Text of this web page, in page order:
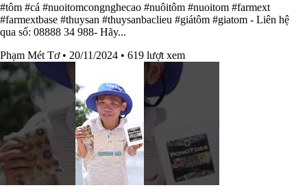
#tôm #cá #nuoitomcongnghecao #nuôitôm #nuoitom #farmext
#farmextbase #thuysan #thuysanbaclieu #giátôm #giatom - Liên hệ
qua số: 08888 34 988- Hãy...
Phạm Mét Tơ • 20/11/2024 • 619 lượt xem